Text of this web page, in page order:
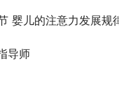
婴儿的注意力发展规
导师